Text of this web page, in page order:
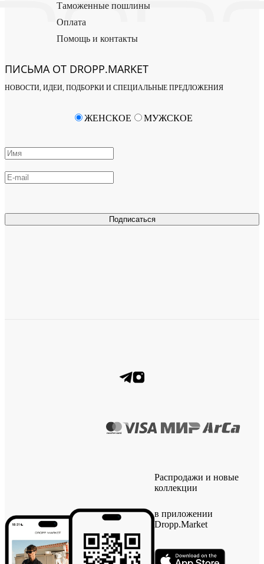
Таможенные пошлины
Оплата
Помощь и контакты
ПИСЬМА ОТ DROPP.MARKET
НОВОСТИ, ИДЕИ, ПОДБОРКИ И СПЕЦИАЛЬНЫЕ ПРЕДЛОЖЕНИЯ
Подписаться
ЖЕНСКОЕ МУЖСКОЕ
Распродажи и новые
коллекции
в приложении
Dropp.Market